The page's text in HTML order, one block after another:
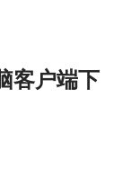
客户端下